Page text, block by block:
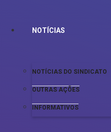
NOTÍCIAS
NOTÍCIAS DO SINDICATO
OUTRAS AÇÕES
INFORMATIVOS